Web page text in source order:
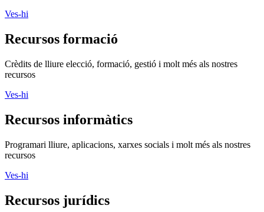
Ves-hi
Recursos formació
Crèdits de lliure elecció, formació, gestió i molt més als nostres
recursos
Ves-hi
Recursos informàtics
Programari lliure, aplicacions, xarxes socials i molt més als nostres
recursos
Ves-hi
Recursos jurídics